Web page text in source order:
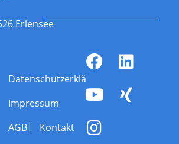
Erlensee
Datenschutzerklärung
Impressum
AGB
Kontakt